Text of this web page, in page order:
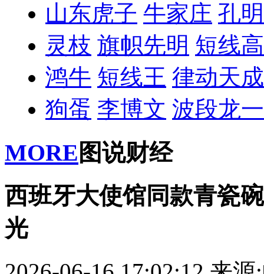
山东虎子 牛家庄 孔
灵枝 旗帜先明 短线
鸿牛 短线王 律动天成
狗蛋 李博文 波段龙一
MORE 图说财经
西班牙大使馆同款青瓷
光